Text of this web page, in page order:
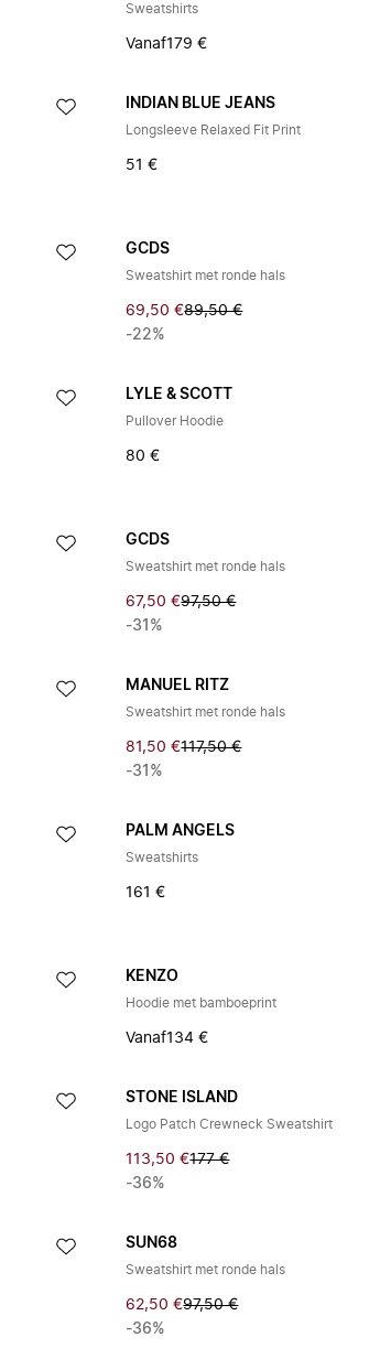
Sweatshirts
Vanaf179 €
INDIAN BLUE JEANS
Longsleeve Relaxed Fit Print
51 €
GCDS
Sweatshirt met ronde hals
69,50 €89,50 €
-22%
LYLE & SCOTT
Pullover Hoodie
80 €
GCDS
Sweatshirt met ronde hals
67,50 €97,50 €
-31%
MANUEL RITZ
Sweatshirt met ronde hals
81,50 €117,50 €
-31%
PALM ANGELS
Sweatshirts
161 €
KENZO
Hoodie met bamboeprint
Vanaf134 €
STONE ISLAND
Logo Patch Crewneck Sweatshirt
113,50 €177 €
-36%
SUN68
Sweatshirt met ronde hals
62,50 €97,50 €
-36%